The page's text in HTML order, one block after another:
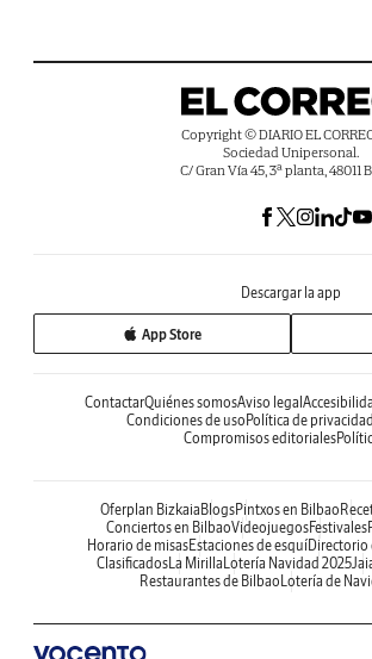
Copyright © DIARIO EL
Sociedad Unipersonal.
C/ Gran Vía 45, 3ª planta, 48011
Descargar la app
App Store
ContactarQuiénes somosAviso legal
Condiciones de uso Política de privacidad
Compromisos editoriales
Oferplan Bizkaia BlogsPintxos en Bilbao
Conciertos en BilbaoVideojuegosFestivales
Horario de misasEstaciones de esquíDirectorio
ClasificadosLa Mirilla Lotería Navidad 2025
Restaurantes de Bilbao Lotería de